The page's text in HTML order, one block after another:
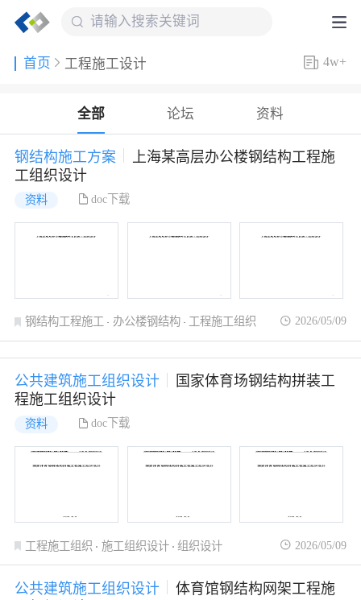
首页 工程施工设计 4w+
全部 论坛 资料
钢结构施工方案
上海某高层办公楼钢结构工程施
工组织设计
资料 doc下载
钢结构工程施工 办公楼钢结构 工程施工组织 2026/05/09
公共建筑施工组织设计
国家体育场钢结构拼装工
程施工组织设计
资料 doc下载
工程施工组织 施工组织设计 组织设计 2026/05/09
公共建筑施工组织设计
体育馆钢结构网架工程施